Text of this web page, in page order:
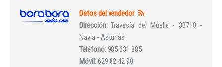
Datos del vendedor
Dirección:Travesía del Muelle - 33710 -
Navia - Asturias
Teléfono:985 631 885
Móvil:629 82 42 90